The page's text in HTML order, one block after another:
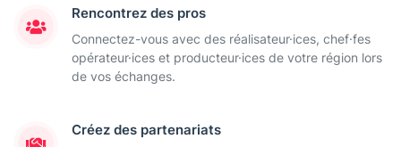
Rencontrez des pros
Connectez-vous avec des réalisateur·ices, chef·fes
opérateur·ices et producteur·ices de votre région lors
de vos échanges.
Créez des partenariats